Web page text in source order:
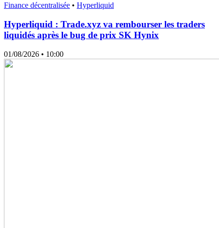
Finance décentralisée • Hyperliquid
Hyperliquid : Trade.xyz va rembourser les traders
liquidés après le bug de prix SK Hynix
01/08/2026 • 10:00